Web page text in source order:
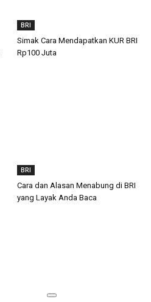
BRI
Simak Cara Mendapatkan KUR BRI
Rp100 Juta
BRI
Cara dan Alasan Menabung di BRI
yang Layak Anda Baca